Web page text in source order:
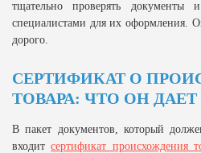
тщательно проверять документы
специалистами для их оформления.
дорого.
СЕРТИФИКАТ О
ТОВАРА: ЧТО ОН
В пакет документов, который
входитсертификат происхождения